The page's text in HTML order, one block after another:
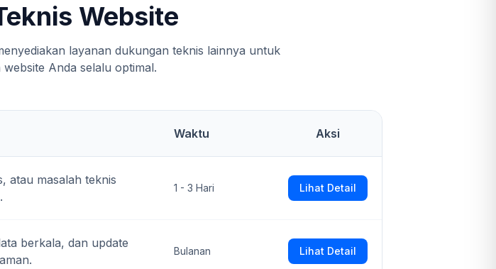
Website
layanan dukungan teknis lainnya untuk
Anda selalu optimal.
Waktu Aksi
atau masalah teknis
1 - 3 Hari Lihat Detail
berkala, dan update
Bulanan Lihat Detail